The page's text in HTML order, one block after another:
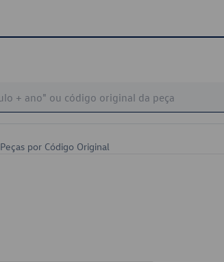
Peças por Código Original